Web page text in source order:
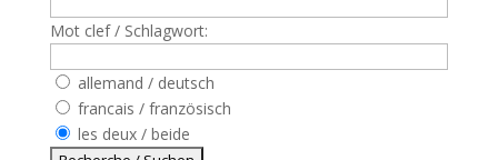
Mot clef / Schlagwort:
allemand / deutsch
francais / französisch
les deux / beide